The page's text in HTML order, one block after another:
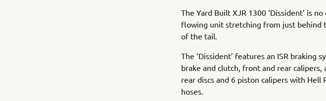
The Yard Built XJR 1300 ‘Dissident’ is
flowing unit stretching from just behind
of the tail.
The ‘Dissident’ features an ISR
brake and clutch, front and rear
rear discs and 6 piston calipers with
hoses.